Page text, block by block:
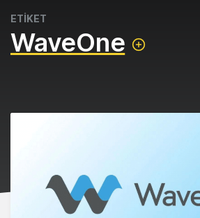
ETİKET
WaveOne